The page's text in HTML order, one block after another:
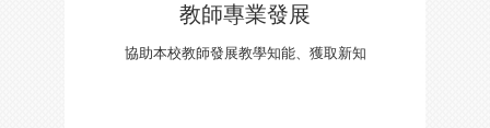
教師專業發展
協助本校教師發展教學知能、獲取新知